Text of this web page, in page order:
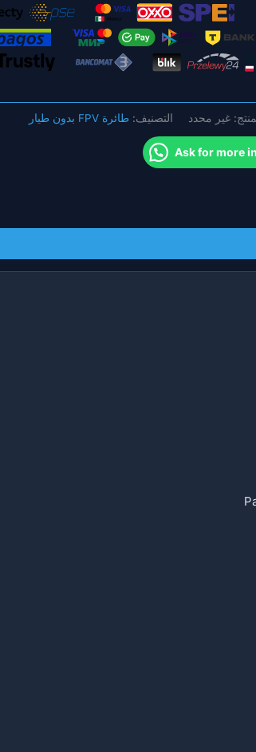
غير محدد التصنيف:طائرة FPV بدون طيار
Ask for more